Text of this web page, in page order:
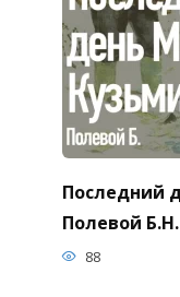
Последний
Полевой Б.Н.
88